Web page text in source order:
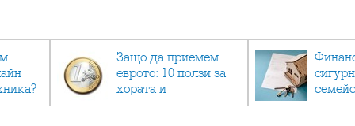
Защо да приемем
еврото: 10 ползи за
хората и
икономиката